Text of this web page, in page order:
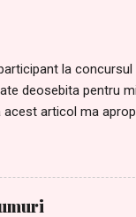
Insolence de la
la
deosebita pentru
acest articol ma
Le iubesc de
din lemn visiniu,
coperta cartilor si